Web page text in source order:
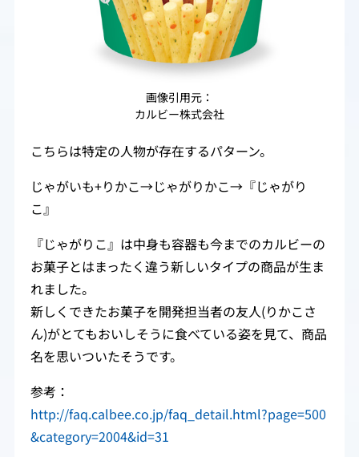
画像引用元：
カルビー株式会社
こちらは特定の人物が存在するパターン。
じゃがいも+りかこ→じゃがりかこ→『じゃがり
こ』
『じゃがりこ』は中身も容器も今までのカルビーの
お菓子とはまったく違う新しいタイプの商品が生ま
れました。
新しくできたお菓子を開発担当者の友人(りかこさ
ん)がとてもおいしそうに食べている姿を見て、商品
名を思いついたそうです。
参考：
http://faq.calbee.co.jp/faq_detail.html?page=500
&category=2004&id=31